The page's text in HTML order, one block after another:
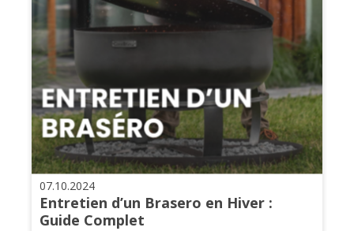
07.10.2024
Entretien d’un Brasero en Hiver :
Guide Complet